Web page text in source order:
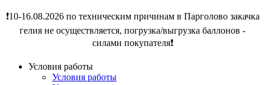
❗️10-16.08.2026 по техническим причинам в Парголово закачка
гелия не осуществляется, погрузка/выгрузка баллонов -
силами покупателя❗️
Условия работы
Условия работы